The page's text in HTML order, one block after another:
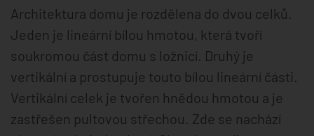
Architektura domu je rozdělena do dvou celků.
Jeden je lineární bílou hmotou, která tvoří
soukromou část domu s ložnicí. Druhý je
vertikální a prostupuje touto bílou lineární části.
Vertikální celek je tvořen hnědou hmotou a je
zastřešen pultovou střechou. Zde se nachází